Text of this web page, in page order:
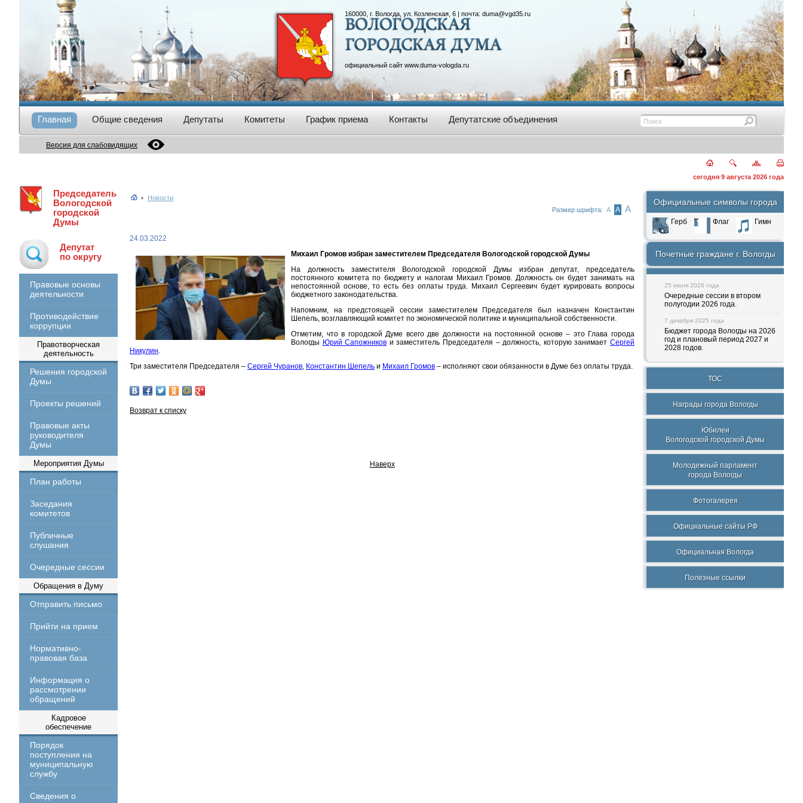
160000, г. Вологда, ул. Козленская, 6 | почта: duma@vgd35.ru
официальный сайт www.duma-vologda.ru
Главная Общие сведения Депутаты Комитеты График приема Контакты Депутатские объединения
Версия для слабовидящих
сегодня 9 августа 2026 года
Председатель
Вологодской
городской
Думы
Депутат
по округу
Правовые основы
деятельности
Противодействие
коррупции
Правотворческая
деятельность
Решения городской
Думы
Проекты решений
Правовые акты
руководителя
Думы
Мероприятия Думы
План работы
Заседания
комитетов
Публичные
слушания
Очередные сессии
Обращения в Думу
Отправить письмо
Прийти на прием
Нормативно-
правовая база
Информация о
рассмотрении
обращений
Кадровое
обеспечение
Порядок
поступления на
муниципальную
службу
Сведения о
Новости
Размер шрифта: А А А
24.03.2022
Михаил Громов избран заместителем Председателя Вологодской городской Думы
На должность заместителя Вологодской городской Думы избран депутат, председатель
постоянного комитета по бюджету и налогам Михаил Громов. Должность он будет занимать на
непостоянной основе, то есть без оплаты труда. Михаил Сергеевич будет курировать вопросы
бюджетного законодательства.
Напомним, на предстоящей сессии заместителем Председателя был назначен Константин
Шепель, возглавляющий комитет по экономической политике и муниципальной собственности.
Отметим, что в городской Думе всего две должности на постоянной основе – это Глава города
Вологды Юрий Сапожников и заместитель Председателя – должность, которую занимаетСергей
Никулин.
Три заместителя Председателя – Сергей Чуранов, Константин Шепель и Михаил Громов – исполняют свои обязанности в Думе без оплаты труда.
Возврат к списку
Наверх
Официальные символы города
Герб Флаг Гимн
Почетные граждане г. Вологды
25 июня 2026 года
Очередные сессии в втором
полугодии 2026 года.
7 декабря 2025 года
Бюджет города Вологды на 2026
год и плановый период 2027 и
2028 годов.
ТОС
Награды города Вологды
Юбилеи
Вологодской городской Думы
Молодежный парламент
города Вологды
Фотогалерея
Официальные сайты РФ
Официальная Вологда
Полезные ссылки